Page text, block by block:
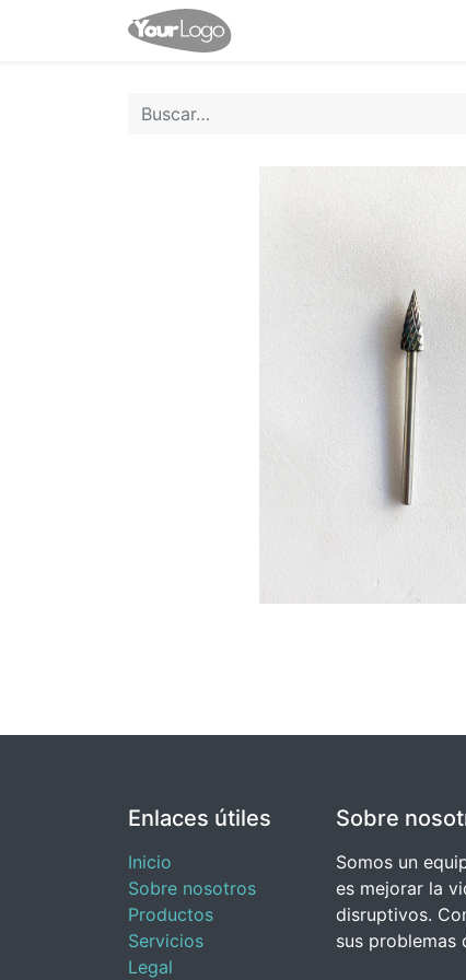
Enlaces útiles
Inicio
Sobre nosotros
Productos
Servicios
Legal
Sobre
Somos un
es mejorar la
disruptivos.
sus problemas